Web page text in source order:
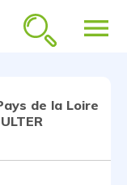
menu
de la Loire